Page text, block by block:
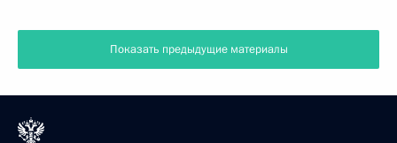
Показать предыдущие материалы